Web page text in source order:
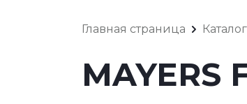
Главная страница
MAYERS